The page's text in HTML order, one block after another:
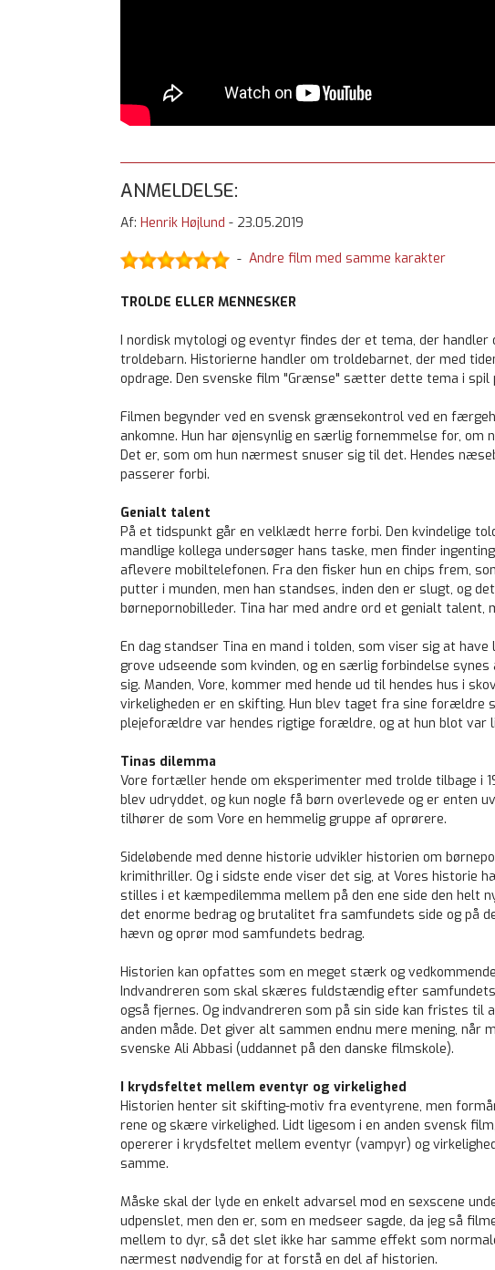
ANMELDELSE:
Af: Henrik Højlund - 23.05.2019
- Andre film med samme karakter
TROLDE ELLER MENNESKER
I nordisk mytologi og eventyr findes der et tema, der
troldebarn. Historierne handler om troldebarnet, der med
opdrage. Den svenske film "Grænse" sætter dette tema i spil
Filmen begynder ved en svensk grænsekontrol ved en
ankomne. Hun har øjensynlig en særlig fornemmelse for, om
Det er, som om hun nærmest snuser sig til det. Hendes
passerer forbi.
Genialt talent
På et tidspunkt går en velklædt herre forbi. Den kvindelige
mandlige kollega undersøger hans taske, men finder
aflevere mobiltelefonen. Fra den fisker hun en chips frem,
putter i munden, men han standses, inden den er slugt, og
børnepornobilleder. Tina har med andre ord et genialt
En dag standser Tina en mand i tolden, som viser sig at
grove udseende som kvinden, og en særlig forbindelse
sig. Manden, Vore, kommer med hende ud til hendes hus i
virkeligheden er en skifting. Hun blev taget fra sine forældre
plejeforældre var hendes rigtige forældre, og at hun blot var
Tinas dilemma
Vore fortæller hende om eksperimenter med trolde tilbage i
blev udryddet, og kun nogle få børn overlevede og er enten
tilhører de som Vore en hemmelig gruppe af oprørere.
Sideløbende med denne historie udvikler historien om
krimithriller. Og i sidste ende viser det sig, at Vores historie
stilles i et kæmpedilemma mellem på den ene side den helt
det enorme bedrag og brutalitet fra samfundets side og på
hævn og oprør mod samfundets bedrag.
Historien kan opfattes som en meget stærk og
Indvandreren som skal skæres fuldstændig efter
også fjernes. Og indvandreren som på sin side kan fristes til
anden måde. Det giver alt sammen endnu mere mening, når
svenske Ali Abbasi (uddannet på den danske filmskole).
I krydsfeltet mellem eventyr og virkelighed
Historien henter sit skifting-motiv fra eventyrene, men
rene og skære virkelighed. Lidt ligesom i en anden svensk
opererer i krydsfeltet mellem eventyr (vampyr) og
samme.
Måske skal der lyde en enkelt advarsel mod en sexscene
udpenslet, men den er, som en medseer sagde, da jeg så
mellem to dyr, så det slet ikke har samme effekt som
nærmest nødvendig for at forstå en del af historien.